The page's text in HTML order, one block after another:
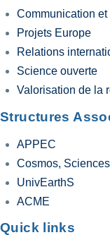
Communication
Projets Europe
Relations
Science ouverte
Valorisation de la
Structures
APPEC
Cosmos,
UnivEarthS
ACME
Quick links